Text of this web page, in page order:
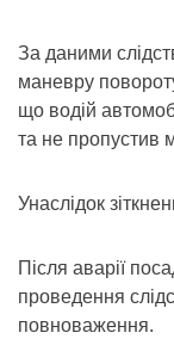
За даними
маневру
що водій
та не пропустив
Унаслідок
Після аварії
проведення
повноваження.